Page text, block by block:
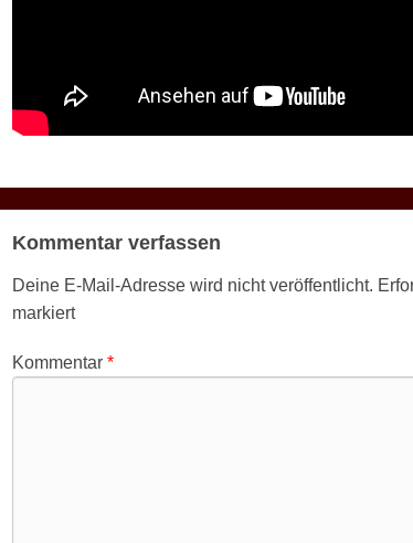
Kommentar verfassen
Deine E-Mail-Adresse wird nicht veröffentlicht.
markiert
Kommentar *